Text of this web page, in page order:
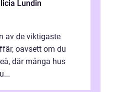
Lundin
av de viktigaste
oavsett om du
där många hus